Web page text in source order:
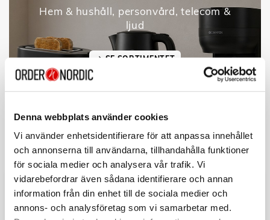
Denna webbplats använder cookies
Vi använder enhetsidentifierare för att anpassa innehållet
och annonserna till användarna, tillhandahålla funktioner
för sociala medier och analysera vår trafik. Vi
vidarebefordrar även sådana identifierare och annan
information från din enhet till de sociala medier och
annons- och analysföretag som vi samarbetar med.
Hem & hushåll, personvård, telecom &
ljud
SE SORTIMENTET